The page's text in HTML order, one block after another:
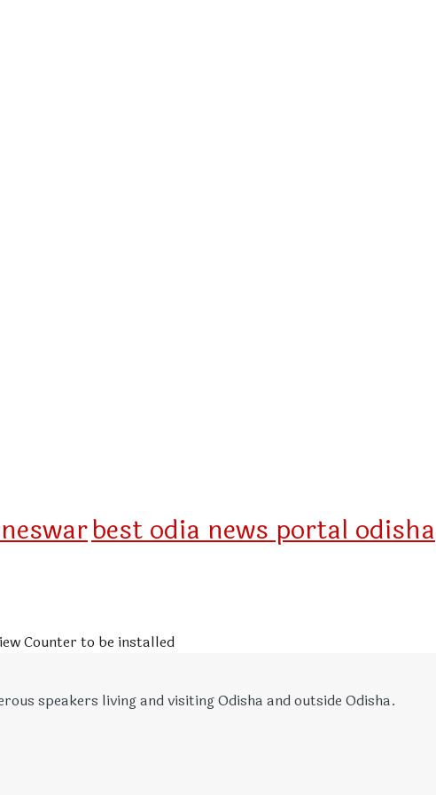
best odia news portal odisha
Counter to be installed
speakers living and visiting Odisha and outside Odisha.